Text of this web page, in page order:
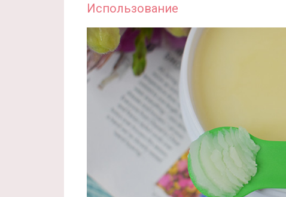
Использование